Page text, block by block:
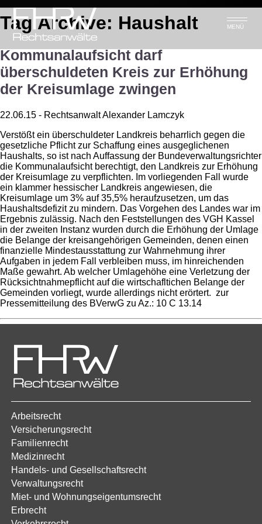
MENÜ
Tag Archive: Haushalt
Kommunalaufsicht darf
überschuldeten Kreis zur Erhöhung
der Kreisumlage zwingen
22.06.15 - Rechtsanwalt Alexander Lamczyk
Verstößt ein überschuldeter Landkreis beharrlich gegen die
gesetzliche Pflicht zur Schaffung eines ausgeglichenen
Haushalts, so ist nach Auffassung der Bundeverwaltungsrichter
die Kommunalaufsicht berechtigt, den Landkreis zur Erhöhung
der Kreisumlage zu verpflichten. Im vorliegenden Fall wurde
ein klammer hessischer Landkreis angewiesen, die
Kreisumlage um 3% auf 35,5% heraufzusetzen, um das
Haushaltsdefizit zu mindern. Das Vorgehen des Landes war im
Ergebnis zulässig. Nach den Feststellungen des VGH Kassel
in der zweiten Instanz wurden durch die Erhöhung der Umlage
die Belange der kreisangehörigen Gemeinden, denen einen
finanzielle Mindestausstattung zur Wahrnehmung ihrer
Aufgaben in jedem Fall verbleiben muss, im hinreichenden
Maße gewahrt. Ab welcher Umlagehöhe eine Verletzung der
Rücksichtnahmepflicht auf die wirtschafltichen Belange der
Gemeinden vorliegt, wurde allerdings nicht erörtert. zur
Pressemitteilung des BVerwG zu Az.: 10 C 13.14
Arbeitsrecht
Versicherungsrecht
Familienrecht
Medizinrecht
Handels- und Gesellschaftsrecht
Verwaltungsrecht
Miet- und Wohnungseigentumsrecht
Erbrecht